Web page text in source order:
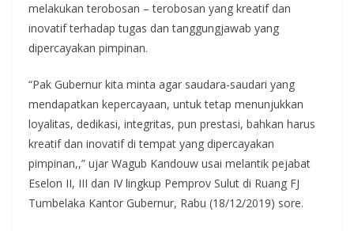
melakukan terobosan – terobosan yang kreatif dan
inovatif terhadap tugas dan tanggungjawab yang
dipercayakan pimpinan.
“Pak Gubernur kita minta agar saudara-saudari yang
mendapatkan kepercayaan, untuk tetap menunjukkan
loyalitas, dedikasi, integritas, pun prestasi, bahkan harus
kreatif dan inovatif di tempat yang dipercayakan
pimpinan,,” ujar Wagub Kandouw usai melantik pejabat
Eselon II, III dan IV lingkup Pemprov Sulut di Ruang FJ
Tumbelaka Kantor Gubernur, Rabu (18/12/2019) sore.